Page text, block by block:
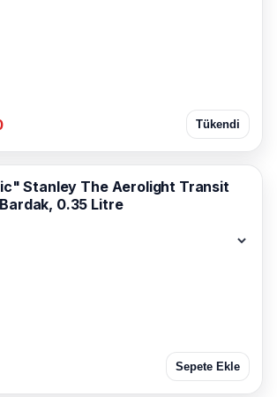
Tükendi
Stanley The Aerolight Transit
0.35 Litre
Sepete Ekle